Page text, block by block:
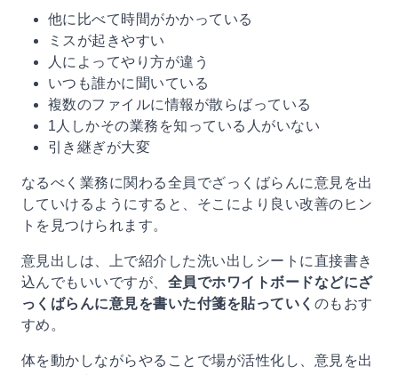
他に比べて時間がかかっている
ミスが起きやすい
人によってやり方が違う
いつも誰かに聞いている
複数のファイルに情報が散らばっている
1人しかその業務を知っている人がいない
引き継ぎが大変
なるべく業務に関わる全員でざっくばらんに意見を出
していけるようにすると、そこにより良い改善のヒン
トを見つけられます。
意見出しは、上で紹介した洗い出しシートに直接書き
込んでもいいですが、 全員でホワイトボードなどにざ
っくばらんに意見を書いた付箋を貼っていく のもおす
すめ。
体を動かしながらやることで場が活性化し、意見を出